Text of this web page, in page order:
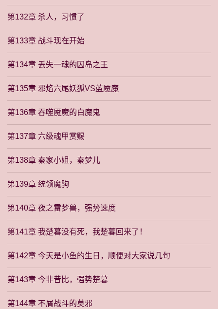
第132章 杀人，习惯了
第133章 战斗现在开始
第134章 丢失一魂的囚岛之王
第135章 邪焰六尾妖狐VS蓝魇魔
第136章 吞噬魇魔的白魔鬼
第137章 六级魂甲赏赐
第138章 秦家小姐，秦梦儿
第139章 统领魔驹
第140章 夜之雷梦兽，强势速度
第141章 我楚暮没有死，我楚暮回来了！
第142章 今天是小鱼的生日，顺便对大家说几句
第143章 今非昔比，强势楚暮
第144章 不屑战斗的莫邪